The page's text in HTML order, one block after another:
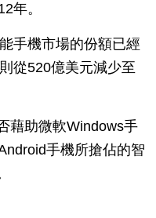
年。
手機市場的份額已經
從520億美元減少至
藉助微軟Windows手
手機所搶佔的智